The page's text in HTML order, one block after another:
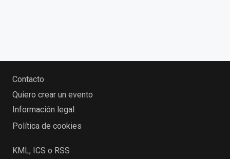
Contacto
Quiero crear un evento
Información legal
Política de cookies
KML, ICS o RSS